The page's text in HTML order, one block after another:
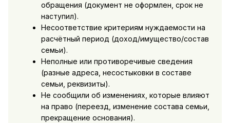
обращения (документ не оформлен, срок не
наступил).
Несоответствие критериям нуждаемости на
расчётный период (доход/имущество/состав
семьи).
Неполные или противоречивые сведения
(разные адреса, несостыковки в составе
семьи, реквизиты).
Не сообщили об изменениях, которые влияют
на право (переезд, изменение состава семьи,
прекращение основания).